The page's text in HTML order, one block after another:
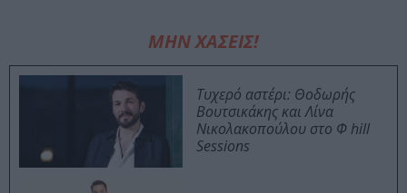
ΜΗΝ ΧΑΣΕΙΣ!
Τυχερό αστέρι: Θοδωρής
Βουτσικάκης και Λίνα
Νικολακοπούλου στο Φ hill
Sessions